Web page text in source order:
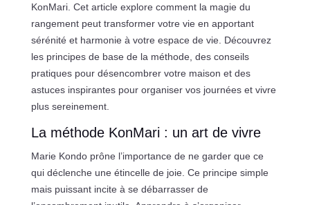
KonMari. Cet article explore comment la magie du
rangement peut transformer votre vie en apportant
sérénité et harmonie à votre espace de vie. Découvrez
les principes de base de la méthode, des conseils
pratiques pour désencombrer votre maison et des
astuces inspirantes pour organiser vos journées et vivre
plus sereinement.
La méthode KonMari : un art de vivre
Marie Kondo prône l’importance de ne garder que ce
qui déclenche une étincelle de joie. Ce principe simple
mais puissant incite à se débarrasser de